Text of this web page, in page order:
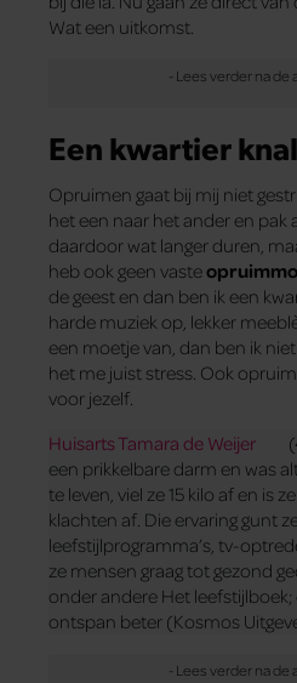
Wat een uitkomst.
Een kwartier
Opruimen gaat bij mij niet
het een naar het ander en pak
daardoor wat langer duren,
heb ook geen vaste
de geest en dan ben ik een
harde muziek op, lekker
een moetje van, dan ben ik
het me juist stress. Ook
voor jezelf.
Huisarts Tamara de Weijer
een prikkelbare darm en was
te leven, viel ze 15 kilo af en is
klachten af. Die ervaring gunt
leefstijlprogramma’s, tv-
ze mensen graag tot gezond
onder andere Het leefstijlboek;
ontspan beter (Kosmos